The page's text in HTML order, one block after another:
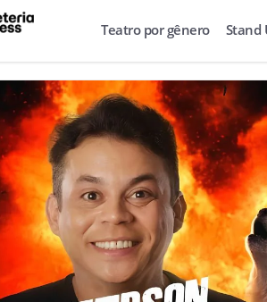
Teatro por gênero Stand